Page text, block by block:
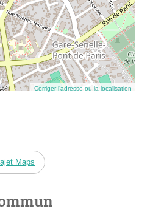
Corriger l’adresse ou la localisation
Maps